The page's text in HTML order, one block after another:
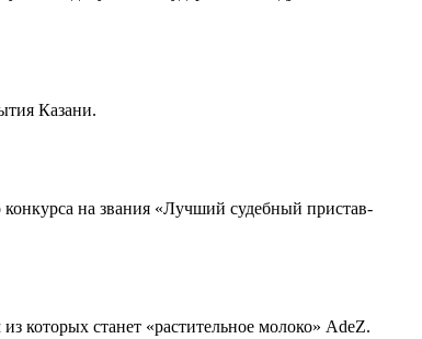
Казани.
на звания «Лучший судебный пристав-
которых станет «растительное молоко» AdeZ.